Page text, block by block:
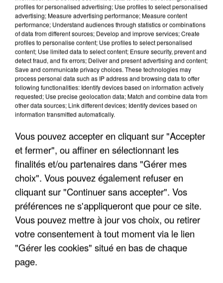
DE SOLIDARITÉ AVEC LES...
profiles for personalised advertising; Use profiles to select personalised
advertising; Measure advertising performance; Measure content
performance; Understand audiences through statistics or combinations
of data from different sources; Develop and improve services; Create
profiles to personalise content; Use profiles to select personalised
content; Use limited data to select content; Ensure security, prevent and
detect fraud, and fix errors; Deliver and present advertising and content;
Save and communicate privacy choices. These technologies may
process personal data such as IP address and browsing data to offer
following functionalities: Identify devices based on information actively
requested; Use precise geolocation data; Match and combine data from
other data sources; Link different devices; Identify devices based on
information transmitted automatically.
Vous pouvez accepter en cliquant sur "Accepter
et fermer", ou affiner en sélectionnant les
finalités et/ou partenaires dans "Gérer mes
choix". Vous pouvez également refuser en
cliquant sur "Continuer sans accepter". Vos
préférences ne s'appliqueront que pour ce site.
Vous pouvez mettre à jour vos choix, ou retirer
votre consentement à tout moment via le lien
"Gérer les cookies" situé en bas de chaque
page.